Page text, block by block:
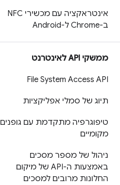
אינטראקציה עם מכשירי NFC
ב-Chrome ל-Android
ממשקי API לאינטרנט
File System Access API
תיוג של סמלי אפליקציות
טיפוגרפיה מתקדמת עם גופנים
מקומיים
ניהול של מספר מסכים
באמצעות ה-API של מיקום
החלונות מרובים למסכים